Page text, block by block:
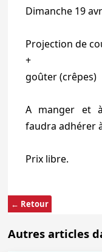
← Retour
Dimanche 19
Projection de
+
goûter (crêpes)
A manger et
faudra adhérer
Prix libre.
Autres articles